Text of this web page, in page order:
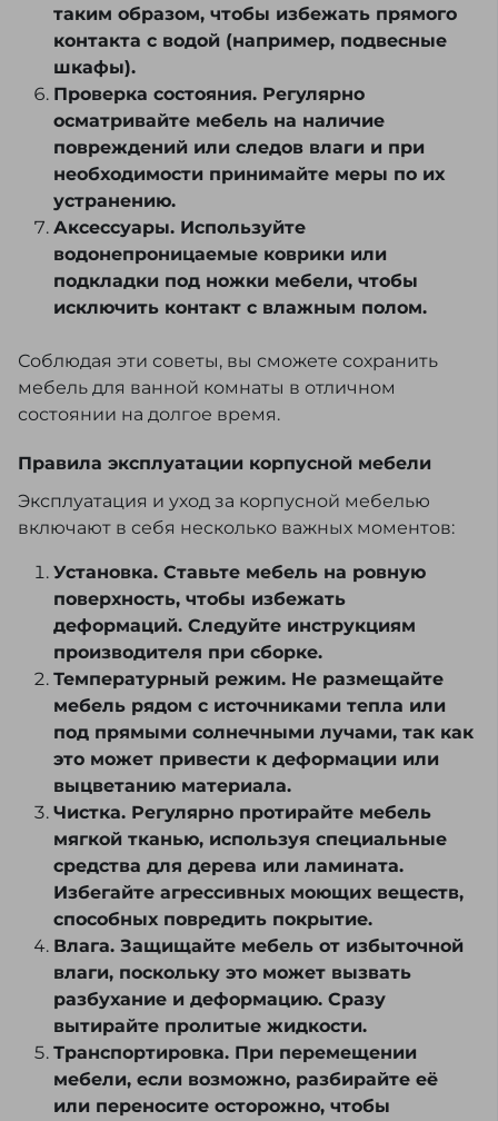
таким образом, чтобы избежать прямого
контакта с водой (например, подвесные
шкафы).
Проверка состояния. Регулярно
осматривайте мебель на наличие
повреждений или следов влаги и при
необходимости принимайте меры по их
устранению.
Аксессуары. Используйте
водонепроницаемые коврики или
подкладки под ножки мебели, чтобы
исключить контакт с влажным полом.
Соблюдая эти советы, вы сможете сохранить
мебель для ванной комнаты в отличном
состоянии на долгое время.
Правила эксплуатации корпусной мебели
Эксплуатация и уход за корпусной мебелью
включают в себя несколько важных моментов:
Установка. Ставьте мебель на ровную
поверхность, чтобы избежать
деформаций. Следуйте инструкциям
производителя при сборке.
Температурный режим. Не размещайте
мебель рядом с источниками тепла или
под прямыми солнечными лучами, так как
это может привести к деформации или
выцветанию материала.
Чистка. Регулярно протирайте мебель
мягкой тканью, используя специальные
средства для дерева или ламината.
Избегайте агрессивных моющих веществ,
способных повредить покрытие.
Влага. Защищайте мебель от избыточной
влаги, поскольку это может вызвать
разбухание и деформацию. Сразу
вытирайте пролитые жидкости.
Транспортировка. При перемещении
мебели, если возможно, разбирайте её
или переносите осторожно, чтобы